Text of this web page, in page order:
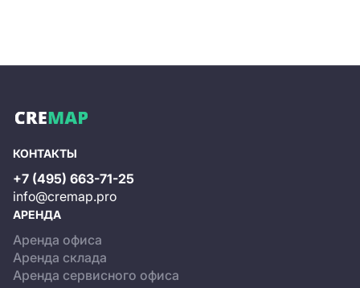
КОНТАКТЫ
+7 (495) 663-71-25
info@cremap.pro
АРЕНДА
Аренда офиса
Аренда склада
Аренда сервисного офиса